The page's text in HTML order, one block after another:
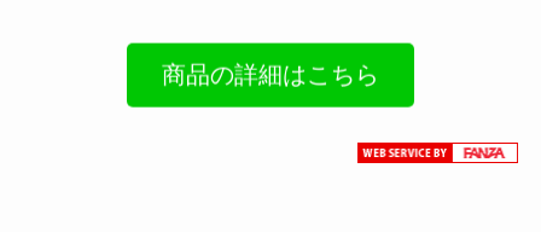
商品の詳細はこちら